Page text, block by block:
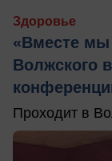
Здоровье
«Вместе мы
Волжского
Проходит в